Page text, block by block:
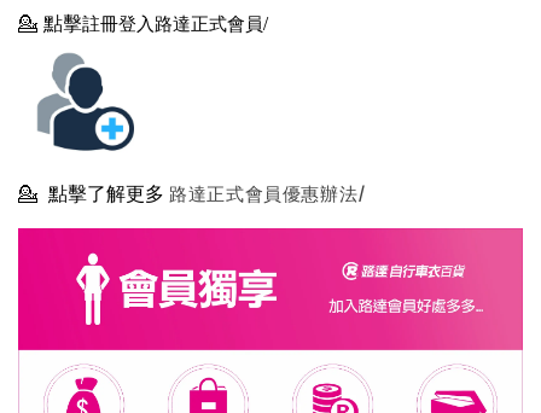
💁 點擊註冊登入路達正式會員/
💁 點擊了解更多 路達正式會員優惠辦法/